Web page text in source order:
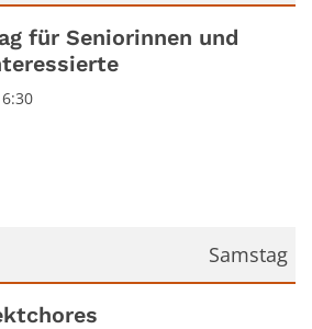
für Seniorinnen und
Samstag